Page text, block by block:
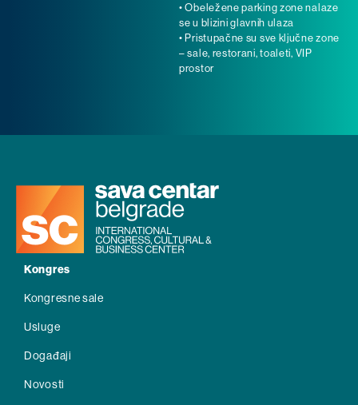
• Obeležene parking zone nalaze
se u blizini glavnih ulaza
• Pristupačne su sve ključne zone
– sale, restorani, toaleti, VIP
prostor
Kongres
Kongresne sale
Usluge
Događaji
Novosti